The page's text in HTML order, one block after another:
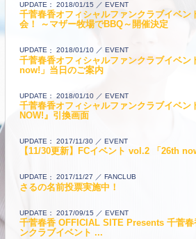
UPDATE 2018/01/15 EVENT
千菅春香オフィシャルファンクラブイベン
会！ ～マザー牧場でBBQ～開催決定
UPDATE 2018/01/10 EVENT
千菅春香オフィシャルファンクラブイベ
now!」当日のご案内
UPDATE 2018/01/10 EVENT
千菅春香オフィシャルファンクラブイベン
NOW!』引換画面
UPDATE 2017/11/30 EVENT
【11/30更新】FCイベント vol.2 「26th
UPDATE 2017/11/27 FANCLUB
さるの名前投票実施中！
UPDATE 2017/09/15 EVENT
千菅春香 OFFICIAL SITE Presents 千菅春
ンクラブイベント ...